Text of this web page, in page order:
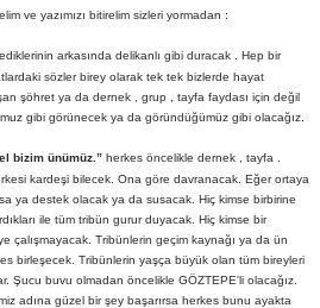
ve yazımızı bitirelim sizleri yormadan :
arkasında delikanlı gibi duracak . Hep bir
sözler birey olarak tek tek bizlerde hayat
şöhret ya da dernek , grup , tayfa faydası için değil
gibi görünecek ya da göründüğümüz gibi olacağız.
bizim ünümüz.” herkes öncelikle dernek , tayfa .
kardeşi bilecek. Ona göre davranacak. Eğer ortaya
ya destek olacak ya da susacak. Hiç kimse birbirine
ile tüm tribün gurur duyacak. Hiç kimse bir
çalışmayacak. Tribünlerin geçim kaynağı ya da ün
birleşecek. Tribünlerin yaşça büyük olan tüm bireyleri
Şucu buvu olmadan öncelikle GÖZTEPE'li olacağız.
adına güzel bir şey başarırsa herkes bunu ayakta